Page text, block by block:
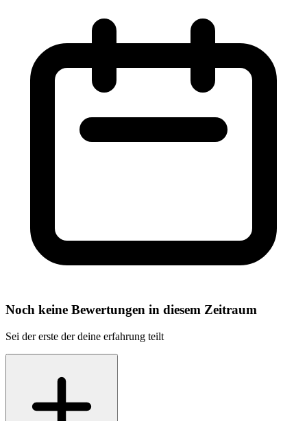
Noch keine Bewertungen in diesem Zeitraum
Sei der erste der deine erfahrung teilt